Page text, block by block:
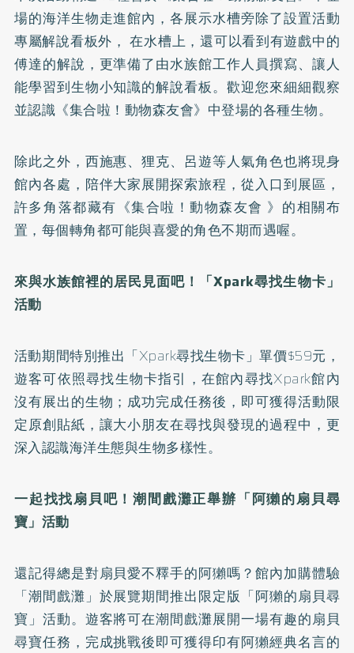
場的海洋生物走進館內，各展示水槽旁除了設置活動
專屬解說看板外， 在水槽上，還可以看到有遊戲中的
傅達的解說，更準備了由水族館工作人員撰寫、讓人
能學習到生物小知識的解說看板。歡迎您來細細觀察
並認識《集合啦！動物森友會》中登場的各種生物。
除此之外，西施惠、狸克、呂遊等人氣角色也將現身
館內各處，陪伴大家展開探索旅程，從入口到展區，
許多角落都藏有《集合啦！動物森友會 》的相關布
置，每個轉角都可能與喜愛的角色不期而遇喔。
來與水族館裡的居民見面吧！「Xpark尋找生物卡」
活動
活動期間特別推出「Xpark尋找生物卡」單價$59元，
遊客可依照尋找生物卡指引，在館內尋找Xpark館內
沒有展出的生物；成功完成任務後，即可獲得活動限
定原創貼紙，讓大小朋友在尋找與發現的過程中，更
深入認識海洋生態與生物多樣性。
一起找找扇貝吧！潮間戲灘正舉辦「阿獺的扇貝尋
寶」活動
還記得總是對扇貝愛不釋手的阿獺嗎？館內加購體驗
「潮間戲灘」於展覽期間推出限定版「阿獺的扇貝尋
寶」活動。遊客將可在潮間戲灘展開一場有趣的扇貝
尋寶任務，完成挑戰後即可獲得印有阿獺經典名言的